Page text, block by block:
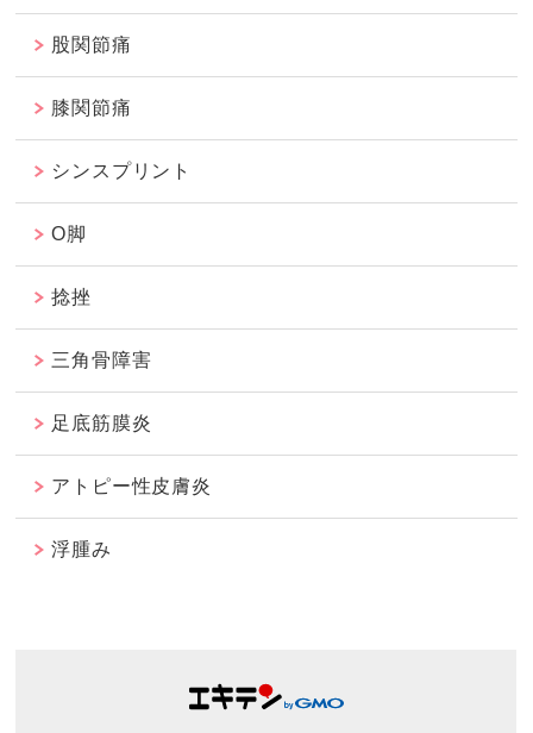
股関節痛
膝関節痛
シンスプリント
O脚
捻挫
三角骨障害
足底筋膜炎
アトピー性皮膚炎
浮腫み